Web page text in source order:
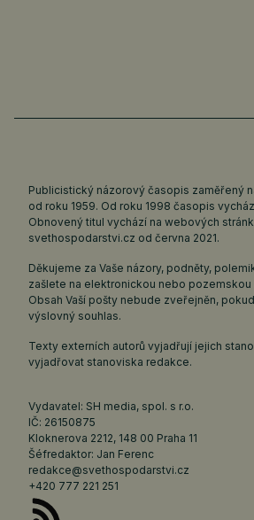
Publicistický názorový časopis zaměřený
od roku 1959. Od roku 1998 časopis
Obnovený titul vychází na webových
svethospodarstvi.cz od června 2021.
Děkujeme za Vaše názory, podněty,
zašlete na elektronickou nebo pozemskou
Obsah Vaší pošty nebude zveřejněn,
výslovný souhlas.
Texty externích autorů vyjadřují jejich
vyjadřovat stanoviska redakce.
Vydavatel: SH media, spol. s r.o.
IČ: 26150875
Kloknerova 2212, 148 00 Praha 11
Šéfredaktor: Jan Ferenc
redakce@svethospodarstvi.cz
+420 777 221 251